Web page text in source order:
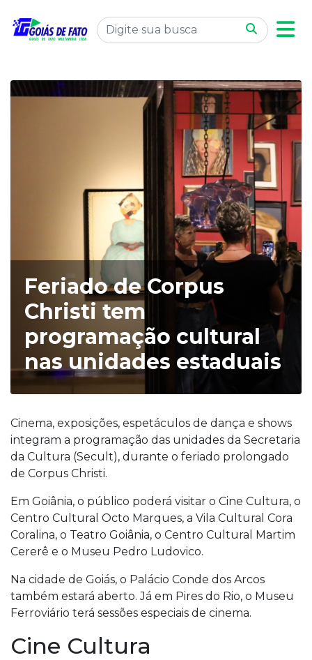
Feriado de Corpus
Christi tem
programação cultural
nas unidades estaduais
Cinema, exposições, espetáculos de dança e shows
integram a programação das unidades da Secretaria
da Cultura (Secult), durante o feriado prolongado
de Corpus Christi.
Em Goiânia, o público poderá visitar o Cine Cultura, o
Centro Cultural Octo Marques, a Vila Cultural Cora
Coralina, o Teatro Goiânia, o Centro Cultural Martim
Cererê e o Museu Pedro Ludovico.
Na cidade de Goiás, o Palácio Conde dos Arcos
também estará aberto. Já em Pires do Rio, o Museu
Ferroviário terá sessões especiais de cinema.
Cine Cultura